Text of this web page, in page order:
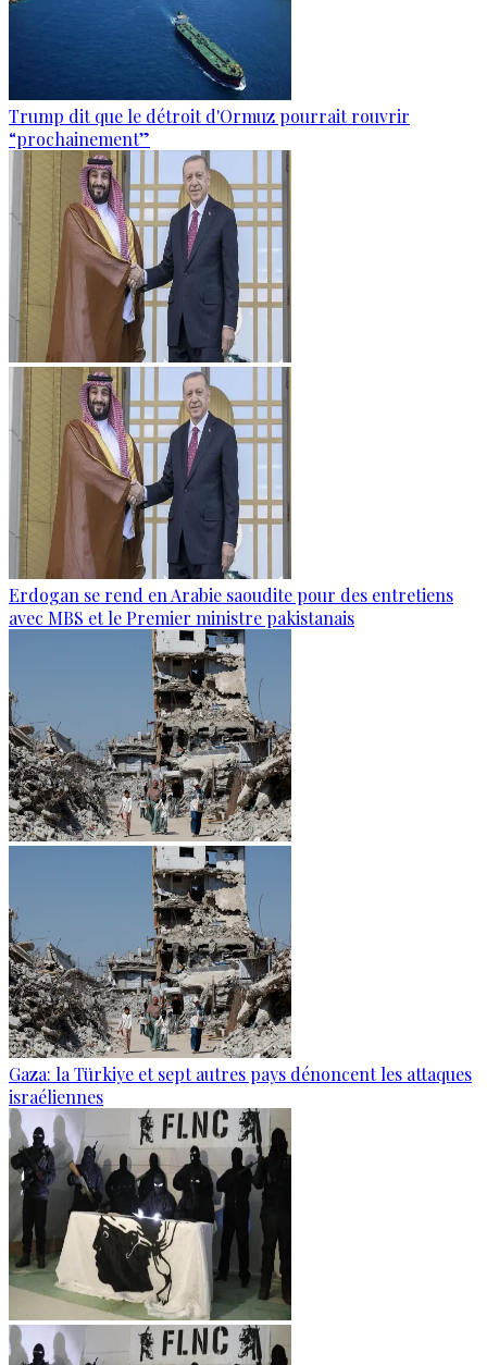
Trump dit que le détroit d'Ormuz pourrait rouvrir
“prochainement”
Erdogan se rend en Arabie saoudite pour des entretiens
avec MBS et le Premier ministre pakistanais
Gaza: la Türkiye et sept autres pays dénoncent les attaques
israéliennes